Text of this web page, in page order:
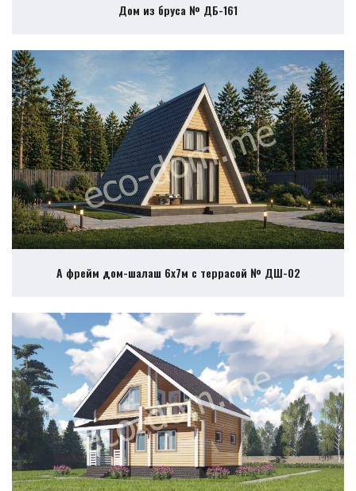
Дом из бруса № ДБ-161
А фрейм дом-шалаш 6х7м с террасой № ДШ-02